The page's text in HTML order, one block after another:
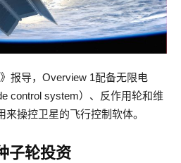
报导，Overview 1配备无限电
control system）、反作用轮和维
操控卫星的飞行控制软体。
子轮投资